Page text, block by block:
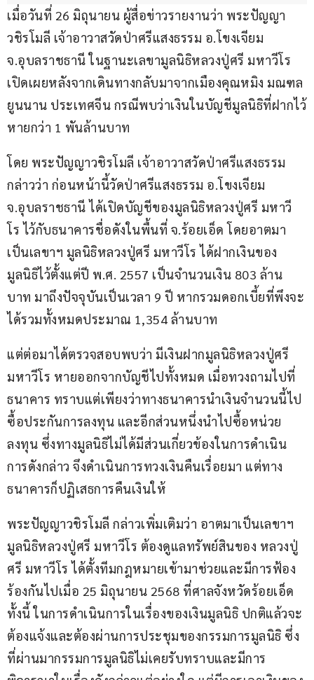
เมื่อวันที่ 26 มิถุนายน ผู้สื่อข่าวรายงานว่า พระปัญญา
วชิรโมลี เจ้าอาวาสวัดป่าศรีแสงธรรม อ.โขงเจียม
จ.อุบลราชธานี ในฐานะเลขามูลนิธิหลวงปู่ศรี มหาวีโร
เปิดเผยหลังจากเดินทางกลับมาจากเมืองคุณหมิง มณฑล
ยูนนาน ประเทศจีน กรณีพบว่าเงินในบัญชีมูลนิธิที่ฝากไว้
หายกว่า 1 พันล้านบาท
โดย พระปัญญาวชิรโมลี เจ้าอาวาสวัดป่าศรีแสงธรรม
กล่าวว่า ก่อนหน้านี้วัดป่าศรีแสงธรรม อ.โขงเจียม
จ.อุบลราชธานี ได้เปิดบัญชีของมูลนิธิหลวงปู่ศรี มหาวี
โร ไว้กับธนาคารชื่อดังในพื้นที่ จ.ร้อยเอ็ด โดยอาตมา
เป็นเลขาฯ มูลนิธิหลวงปู่ศรี มหาวีโร ได้ฝากเงินของ
มูลนิธิไว้ตั้งแต่ปี พ.ศ. 2557 เป็นจำนวนเงิน 803 ล้าน
บาท มาถึงปัจจุบันเป็นเวลา 9 ปี หากรวมดอกเบี้ยที่พึงจะ
ได้รวมทั้งหมดประมาณ 1,354 ล้านบาท
แต่ต่อมาได้ตรวจสอบพบว่า มีเงินฝากมูลนิธิหลวงปู่ศรี
มหาวีโร หายออกจากบัญชีไปทั้งหมด เมื่อทวงถามไปที่
ธนาคาร ทราบแต่เพียงว่าทางธนาคารนำเงินจำนวนนี้ไป
ซื้อประกันการลงทุน และอีกส่วนหนึ่งนำไปซื้อหน่วย
ลงทุน ซึ่งทางมูลนิธิไม่ได้มีส่วนเกี่ยวข้องในการดำเนิน
การดังกล่าว จึงดำเนินการทวงเงินคืนเรื่อยมา แต่ทาง
ธนาคารก็ปฏิเสธการคืนเงินให้
พระปัญญาวชิรโมลี กล่าวเพิ่มเติมว่า อาตมาเป็นเลขาฯ
มูลนิธิหลวงปู่ศรี มหาวีโร ต้องดูแลทรัพย์สินของ หลวงปู่
ศรี มหาวีโร ได้ตั้งทีมกฎหมายเข้ามาช่วยและมีการฟ้อง
ร้องกันไปเมื่อ 25 มิถุนายน 2568 ที่ศาลจังหวัดร้อยเอ็ด
ทั้งนี้ ในการดำเนินการในเรื่องของเงินมูลนิธิ ปกติแล้วจะ
ต้องแจ้งและต้องผ่านการประชุมของกรรมการมูลนิธิ ซึ่ง
ที่ผ่านมากรรมการมูลนิธิไม่เคยรับทราบและมีการ